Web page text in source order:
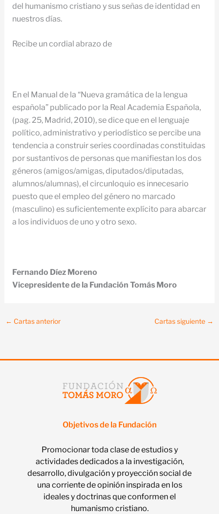
del humanismo cristiano y sus señas de identidad en
nuestros días.
Recibe un cordial abrazo de
En el Manual de la “Nueva gramática de la lengua
española” publicado por la Real Academia Española,
(pag. 25, Madrid, 2010), se dice que en el lenguaje
político, administrativo y periodístico se percibe una
tendencia a construir series coordinadas constituidas
por sustantivos de personas que manifiestan los dos
géneros (amigos/amigas, diputados/diputadas,
alumnos/alumnas), el circunloquio es innecesario
puesto que el empleo del género no marcado
(masculino) es suficientemente explícito para abarcar
a los individuos de uno y otro sexo.
Fernando Díez Moreno
Vicepresidente de la Fundación Tomás Moro
← Cartas anterior Cartas siguiente →
Objetivos de la Fundación
Promocionar toda clase de estudios y
actividades dedicados a la investigación,
desarrollo, divulgación y proyección social de
una corriente de opinión inspirada en los
ideales y doctrinas que conformen el
humanismo cristiano.